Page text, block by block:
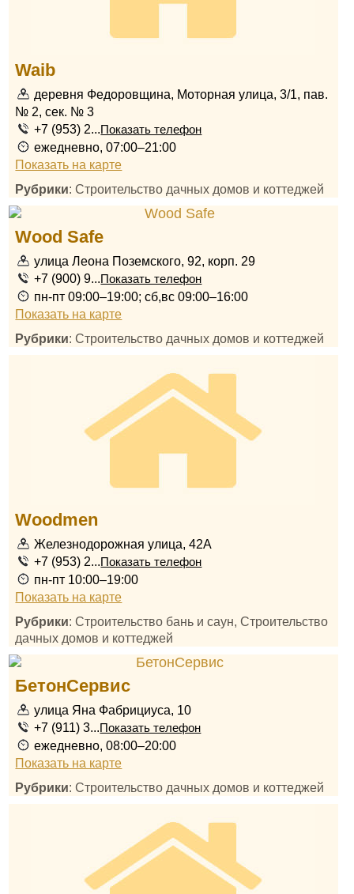
Waib
деревня Федоровщина, Моторная улица, 3/1, пав.
№ 2, сек. № 3
+7 (953) 2...Показать телефон
ежедневно, 07:00–21:00
Показать на карте
Рубрики: Строительство дачных домов и коттеджей
Wood Safe
улица Леона Поземского, 92, корп. 29
+7 (900) 9...Показать телефон
пн-пт 09:00–19:00; сб,вс 09:00–16:00
Показать на карте
Рубрики: Строительство дачных домов и коттеджей
Woodmen
Железнодорожная улица, 42А
+7 (953) 2...Показать телефон
пн-пт 10:00–19:00
Показать на карте
Рубрики: Строительство бань и саун, Строительство
дачных домов и коттеджей
БетонСервис
улица Яна Фабрициуса, 10
+7 (911) 3...Показать телефон
ежедневно, 08:00–20:00
Показать на карте
Рубрики: Строительство дачных домов и коттеджей